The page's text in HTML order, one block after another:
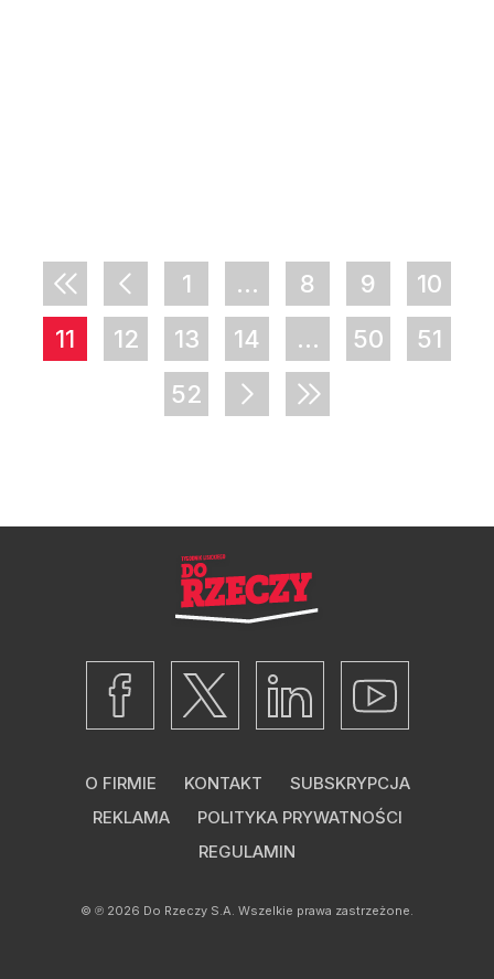
1 ... 8 9
10
11
12 13 14 ... 50
51
52
O FIRMIE KONTAKT
SUBSKRYPCJA
REKLAMA
POLITYKA PRYWATNOŚCI
REGULAMIN
© ℗ 2026 Do Rzeczy S.A. Wszelkie prawa zastrzeżone.